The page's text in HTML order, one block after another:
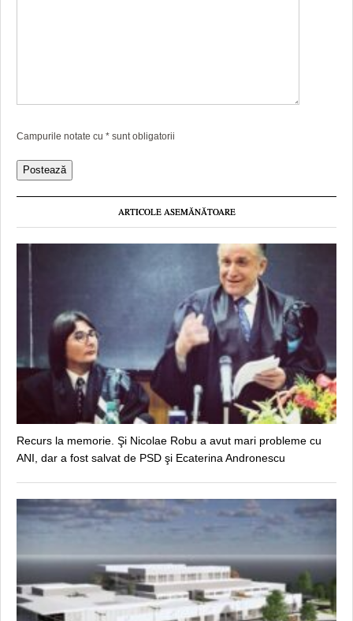
Campurile notate cu * sunt obligatorii
ARTICOLE ASEMĂNĂTOARE
Recurs la memorie. Şi Nicolae Robu a avut mari probleme cu
ANI, dar a fost salvat de PSD şi Ecaterina Andronescu